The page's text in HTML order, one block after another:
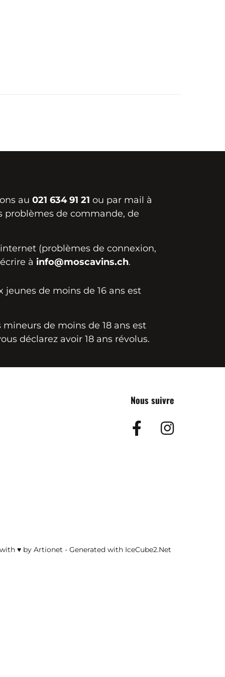
au 021 634 91 21 ou par mail à
problèmes de commande, de
(problèmes de connexion,
à info@moscavins.ch.
jeunes de moins de 16 ans est
de moins de 18 ans est
déclarez avoir 18 ans révolus.
Nous suivre
Facebook
♥ by Artionet - Generated with IceCube2.Net